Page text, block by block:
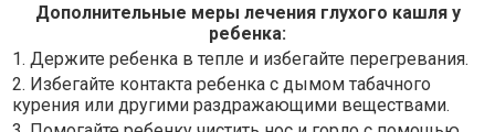
Дополнительные меры лечения глухого кашля у
ребенка:
1. Держите ребенка в тепле и избегайте перегревания.
2. Избегайте контакта ребенка с дымом табачного
курения или другими раздражающими веществами.